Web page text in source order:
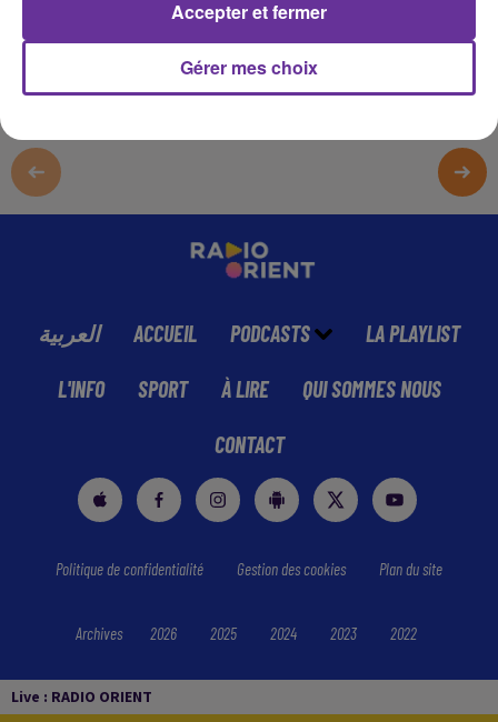
Live : RADIO ORIENT
العربية ACCUEIL PODCASTS LA PLAYLIST
L'INFO SPORT À LIRE QUI SOMMES NOUS
CONTACT
Politique de confidentialité Gestion des cookies Plan du site
Archives 2026 2025 2024 2023 2022
Gérer mes choix
Accepter et fermer